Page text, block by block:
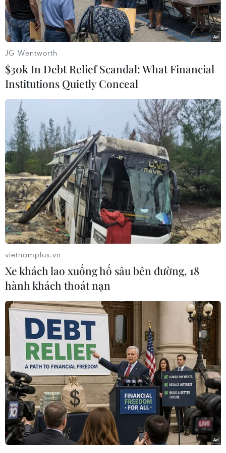
đoạn.
Người dân mua sầu riêng tại siêu thị Guo shuhao, thành phố
Bắc Kinh. (Ảnh: TTXVN phát)
Ngày 24/8, Malaysia bắt đầu xuất khẩu sầu riêng
tươi sang Trung Quốc, chỉ hai tháng sau khi ký
Nghị định thư về Yêu cầu kiểm dịch thực vật đối
với việc xuất khẩu loại quả có hương vị đặc
trưng này.
thực Malaysia Arthur Joseph Kurup cho biết 40
tấn sầu riêng tươi gồm các giống Musang King,
Black Thorn, D24 và IOI từ tám công ty xuất
khẩu sẽ được vận chuyển đến Trung Quốc theo
ba giai đoạn.
Phát biểu tại lễ ra mắt lô sầu riêng tươi đầu tiên
của Malaysia xuất khẩu sang Trung Quốc, Thứ
trưởng Arthur Joseph Kurup cho biết giai đoạn
đầu tiên bắt đầu vào ngày 24/8 với 15 tấn, giai
đoạn thứ hai vào ngày 25/8 với 10 tấn và 15 tấn
JG Wentworth
$30k In Debt Relief Scandal: What Financial
Institutions Quietly Conceal
vietnamplus.vn
Xe khách lao xuống hố sâu bên đường, 18
hành khách thoát nạn